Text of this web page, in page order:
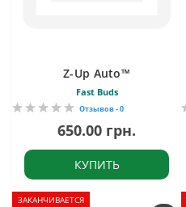
Z-Up Auto™
Fast Buds
Отзывов - 0
650.00 грн.
КУПИТЬ
ЗАКАНЧИВАЕТСЯ